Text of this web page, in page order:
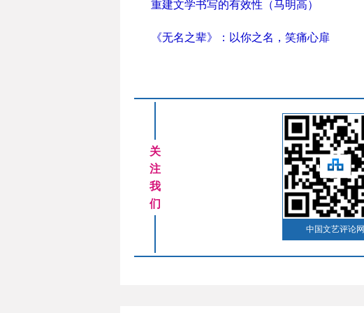
重建文学书写的有效性（马明高）
《无名之辈》：以你之名，笑痛心扉
关
注
我
们
中国文艺评论网